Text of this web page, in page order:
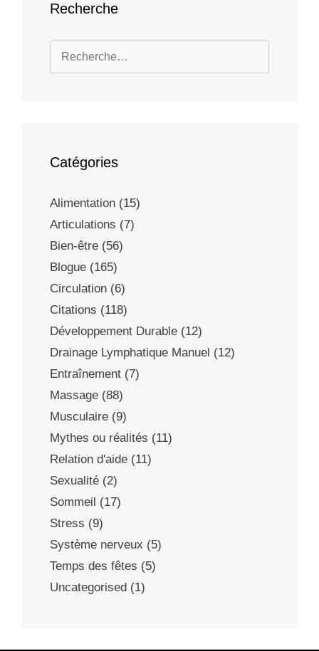
Recherche
Catégories
Alimentation (15)
Articulations (7)
Bien-être (56)
Blogue (165)
Circulation (6)
Citations (118)
Développement Durable (12)
Drainage Lymphatique Manuel (12)
Entraînement (7)
Massage (88)
Musculaire (9)
Mythes ou réalités (11)
Relation d'aide (11)
Sexualité (2)
Sommeil (17)
Stress (9)
Système nerveux (5)
Temps des fêtes (5)
Uncategorised (1)